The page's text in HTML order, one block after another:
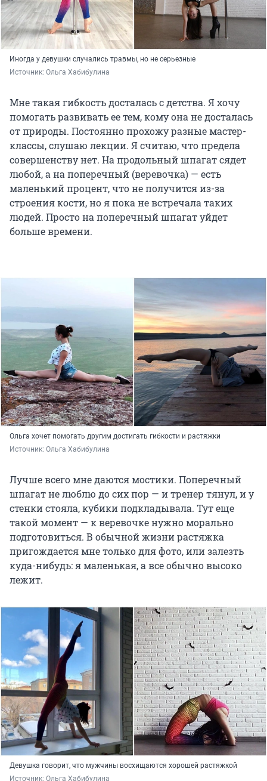
Иногда у девушки случались травмы, но не серьезные
Источник: Ольга Хабибулина
Мне такая гибкость досталась с детства. Я хочу
помогать развивать ее тем, кому она не досталась
от природы. Постоянно прохожу разные мастер-
классы, слушаю лекции. Я считаю, что предела
совершенству нет. На продольный шпагат сядет
любой, а на поперечный (веревочка) — есть
маленький процент, что не получится из-за
строения кости, но я пока не встречала таких
людей. Просто на поперечный шпагат уйдет
больше времени.
Ольга хочет помогать другим достигать гибкости и растяжки
Источник: Ольга Хабибулина
Лучше всего мне даются мостики. Поперечный
шпагат не люблю до сих пор — и тренер тянул, и у
стенки стояла, кубики подкладывала. Тут еще
такой момент — к веревочке нужно морально
подготовиться. В обычной жизни растяжка
пригождается мне только для фото, или залезть
куда-нибудь: я маленькая, а все обычно высоко
лежит.
Девушка говорит, что мужчины восхищаются хорошей растяжкой
Источник: Ольга Хабибулина